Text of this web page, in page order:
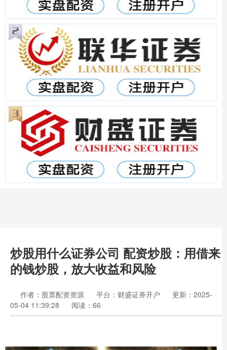
炒股用什么证券公司 配资炒股：用借来
的钱炒股，放大收益和风险
作者：股票配资资源 平台：财盛证券开户
更新：2025-
05-04 11:39:28
阅读：66